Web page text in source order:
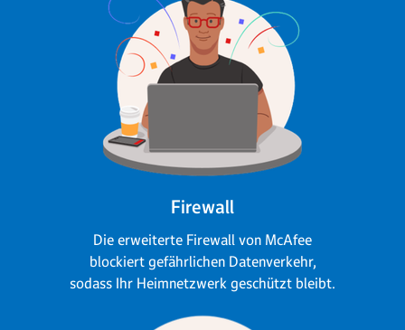
Firewall
Die erweiterte Firewall von McAfee
blockiert gefährlichen Datenverkehr,
sodass Ihr Heimnetzwerk geschützt bleibt.